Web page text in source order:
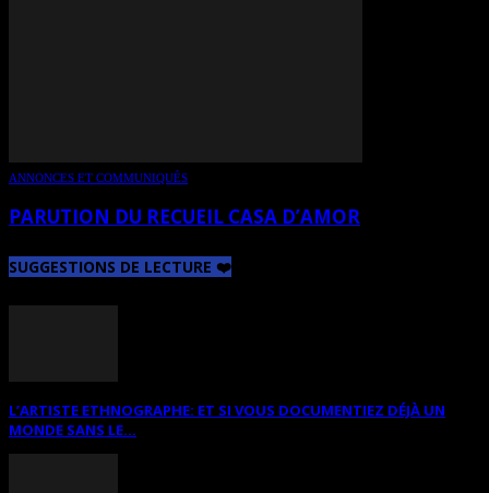
ANNONCES ET COMMUNIQUÉS
PARUTION DU RECUEIL CASA D’AMOR
SUGGESTIONS DE LECTURE ❤️
L’ARTISTE ETHNOGRAPHE: ET SI VOUS DOCUMENTIEZ DÉJÀ UN
MONDE SANS LE...